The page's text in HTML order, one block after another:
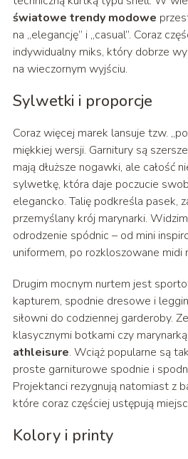
światowe trendy modowe
na „elegancję” i „casual”. Coraz
indywidualny miks, który dobrze
na wieczornym wyjściu.
Sylwetki i proporcje
Coraz więcej marek lansuje tzw.
miękkiej wersji. Garnitury są
mają dłuższe nogawki, ale całość
sylwetkę, która daje poczucie
elegancko. Talię podkreśla pasek,
przemyślany krój marynarki.
odrodzenie spódnic – od mini
uniformem, po rozkloszowane midi
Drugim mocnym nurtem jest
kapturem, spodnie dresowe i
siłowni do codziennej garderoby.
klasycznymi botkami czy
athleisure. Wciąż popularne są
proste garniturowe spodnie i
Projektanci rezygnują natomiast z
które coraz częściej ustępują
Kolory i printy